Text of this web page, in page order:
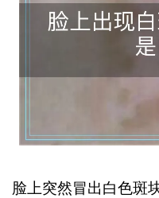
误最佳
脸上突然冒出白色斑